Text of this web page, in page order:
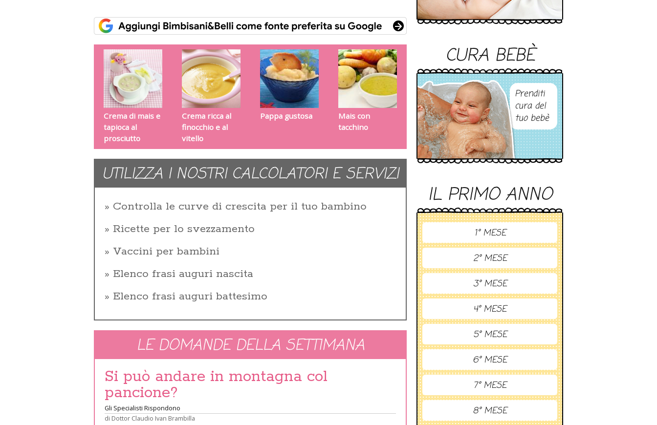
Crema di mais e
tapioca al
prosciutto
Crema ricca al
finocchio e al
vitello
Pappa gustosa
Mais con
tacchino
UTILIZZA I NOSTRI CALCOLATORI E SERVIZI
Controlla le curve di crescita per il tuo bambino
Ricette per lo svezzamento
Vaccini per bambini
Elenco frasi auguri nascita
Elenco frasi auguri battesimo
LE DOMANDE DELLA SETTIMANA
Si può andare in montagna col
pancione?
Gli Specialisti Rispondono
di Dottor Claudio Ivan Brambilla
CURA BEBÈ
Prenditi
cura del
tuo bebè
IL PRIMO ANNO
1° MESE
2° MESE
3° MESE
4° MESE
5° MESE
6° MESE
7° MESE
8° MESE